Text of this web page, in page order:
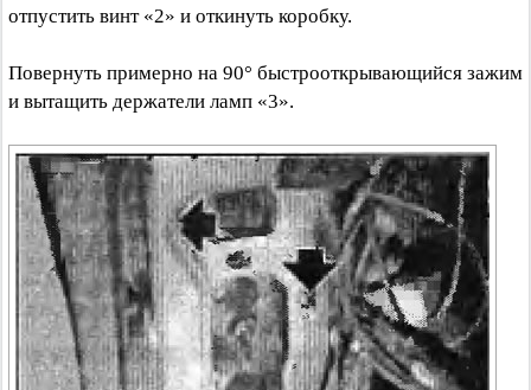
отпустить винт «2» и откинуть коробку.
Повернуть примерно на 90° быстрооткрывающийся зажим
и вытащить держатели ламп «3».